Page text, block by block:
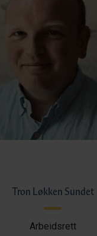
Tron Løkken Sundet
Arbeidsrett